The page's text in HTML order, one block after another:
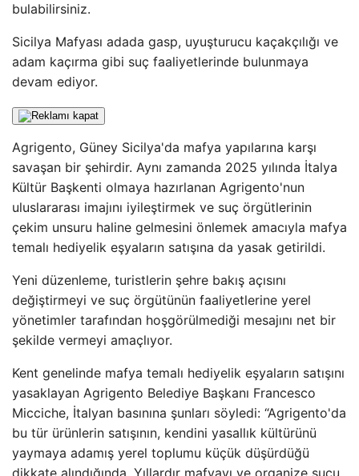
bulabilirsiniz.
Sicilya Mafyası adada gasp, uyuşturucu kaçakçılığı ve
adam kaçırma gibi suç faaliyetlerinde bulunmaya
devam ediyor.
Agrigento, Güney Sicilya'da mafya yapılarına karşı
savaşan bir şehirdir. Aynı zamanda 2025 yılında İtalya
Kültür Başkenti olmaya hazırlanan Agrigento'nun
uluslararası imajını iyileştirmek ve suç örgütlerinin
çekim unsuru haline gelmesini önlemek amacıyla mafya
temalı hediyelik eşyaların satışına da yasak getirildi.
Yeni düzenleme, turistlerin şehre bakış açısını
değiştirmeyi ve suç örgütünün faaliyetlerine yerel
yönetimler tarafından hoşgörülmediği mesajını net bir
şekilde vermeyi amaçlıyor.
Kent genelinde mafya temalı hediyelik eşyaların satışını
yasaklayan Agrigento Belediye Başkanı Francesco
Micciche, İtalyan basınına şunları söyledi: “Agrigento'da
bu tür ürünlerin satışının, kendini yasallık kültürünü
yaymaya adamış yerel toplumu küçük düşürdüğü
dikkate alındığında, Yıllardır mafyayı ve organize suçu